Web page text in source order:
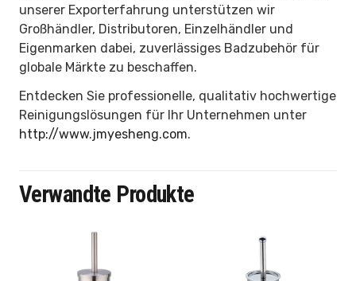
unserer Exporterfahrung unterstützen wir
Großhändler, Distributoren, Einzelhändler und
Eigenmarken dabei, zuverlässiges Badzubehör für
globale Märkte zu beschaffen.
Entdecken Sie professionelle, qualitativ hochwertige
Reinigungslösungen für Ihr Unternehmen unter
http://www.jmyesheng.com.
Verwandte Produkte